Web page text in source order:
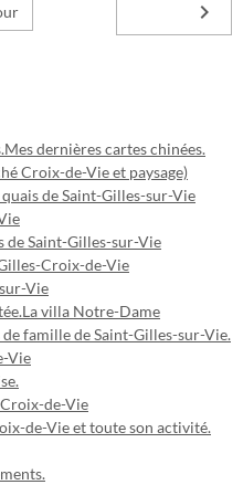
Mes dernières cartes chinées.
Croix-de-Vie et paysage)
de Saint-Gilles-sur-Vie
de Saint-Gilles-sur-Vie
Croix-de-Vie
Vie
La villa Notre-Dame
de famille de Saint-Gilles-sur-Vie.
Vie
de-Vie
de-Vie et toute son activité.